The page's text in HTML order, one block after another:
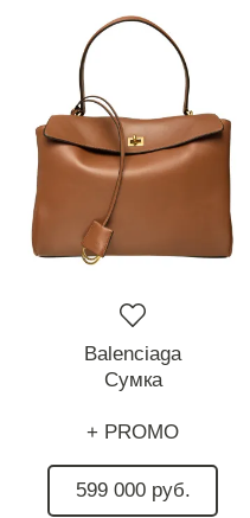
Balenciaga
Сумка
+ PROMO
599 000 руб.